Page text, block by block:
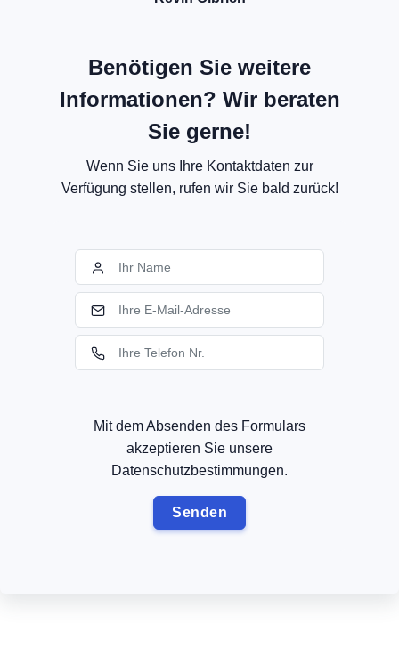
Benötigen Sie weitere
Informationen? Wir beraten
Sie gerne!
Wenn Sie uns Ihre Kontaktdaten zur
Verfügung stellen, rufen wir Sie bald zurück!
Mit dem Absenden des Formulars
akzeptieren Sie unsere
Datenschutzbestimmungen.